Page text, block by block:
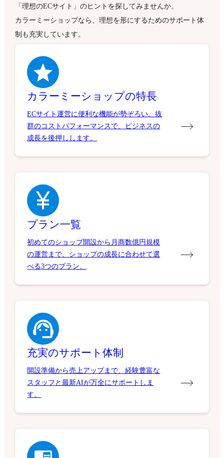
「理想のECサイト」のヒントを探してみませんか。
カラーミーショップなら、理想を形にするためのサポート体
制も充実しています。
カラーミーショップの特長
ECサイト運営に便利な機能が勢ぞろい。抜
群のコストパフォーマンスで、ビジネスの
成長を後押しします。
プラン一覧
初めてのショップ開設から月商数億円規模
の運営まで、ショップの成長に合わせて選
べる3つのプラン。
充実のサポート体制
開設準備から売上アップまで、経験豊富な
スタッフと最新AIが万全にサポートしま
す。